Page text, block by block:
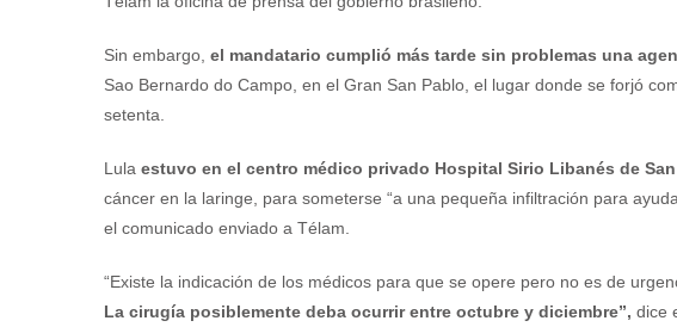
Sin embargo, el mandatario cumplió más tarde sin problemas una
Sao Bernardo do Campo, en el Gran San Pablo, el lugar donde se forjó
setenta.
Lula estuvo en el centro médico privado Hospital Sirio Libanés de
cáncer en la laringe, para someterse “a una pequeña infiltración para
el comunicado enviado a Télam.
“Existe la indicación de los médicos para que se opere pero no es de
La cirugía posiblemente deba ocurrir entre octubre y diciembre”, dice